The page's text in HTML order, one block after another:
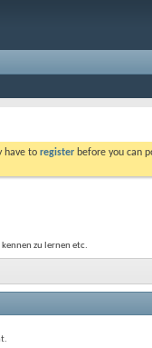
have to register before you can
zu lernen etc.